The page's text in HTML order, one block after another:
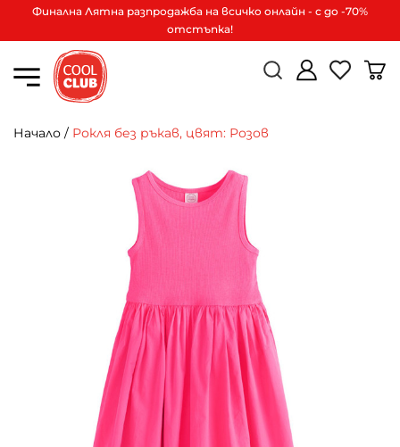
Финална Лятна разпродажба на всичко онлайн - с до -70%
отстъпка!
Начало / Рокля без ръкав, цвят: Розов